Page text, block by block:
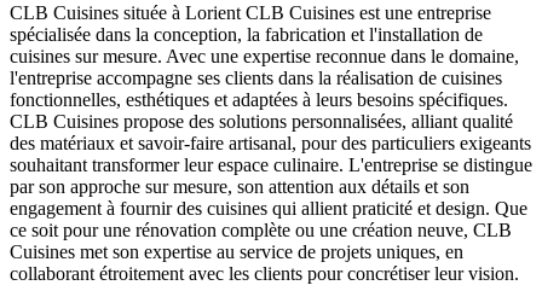
CLB Cuisines située à Lorient CLB Cuisines est une entreprise
spécialisée dans la conception, la fabrication et l'installation de
cuisines sur mesure. Avec une expertise reconnue dans le domaine,
l'entreprise accompagne ses clients dans la réalisation de cuisines
fonctionnelles, esthétiques et adaptées à leurs besoins spécifiques.
CLB Cuisines propose des solutions personnalisées, alliant qualité
des matériaux et savoir-faire artisanal, pour des particuliers exigeants
souhaitant transformer leur espace culinaire. L'entreprise se distingue
par son approche sur mesure, son attention aux détails et son
engagement à fournir des cuisines qui allient praticité et design. Que
ce soit pour une rénovation complète ou une création neuve, CLB
Cuisines met son expertise au service de projets uniques, en
collaborant étroitement avec les clients pour concrétiser leur vision.